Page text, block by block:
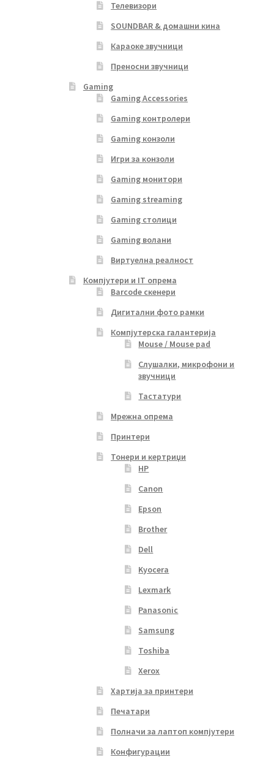
Телевизори
SOUNDBAR & домашни кина
Караоке звучници
Преносни звучници
Gaming
Gaming Accessories
Gaming контролери
Gaming конзоли
Игри за конзоли
Gaming монитори
Gaming streaming
Gaming столици
Gaming волани
Виртуелна реалност
Компјутери и IT опрема
Barcode скенери
Дигитални фото рамки
Компјутерска галантерија
Mouse / Mouse pad
Слушалки, микрофони и
звучници
Тастатури
Мрежна опрема
Принтери
Тонери и кертриџи
HP
Canon
Epson
Brother
Dell
Kyocera
Lexmark
Panasonic
Samsung
Toshiba
Xerox
Хартија за принтери
Печатари
Полначи за лаптоп компјутери
Конфигурации